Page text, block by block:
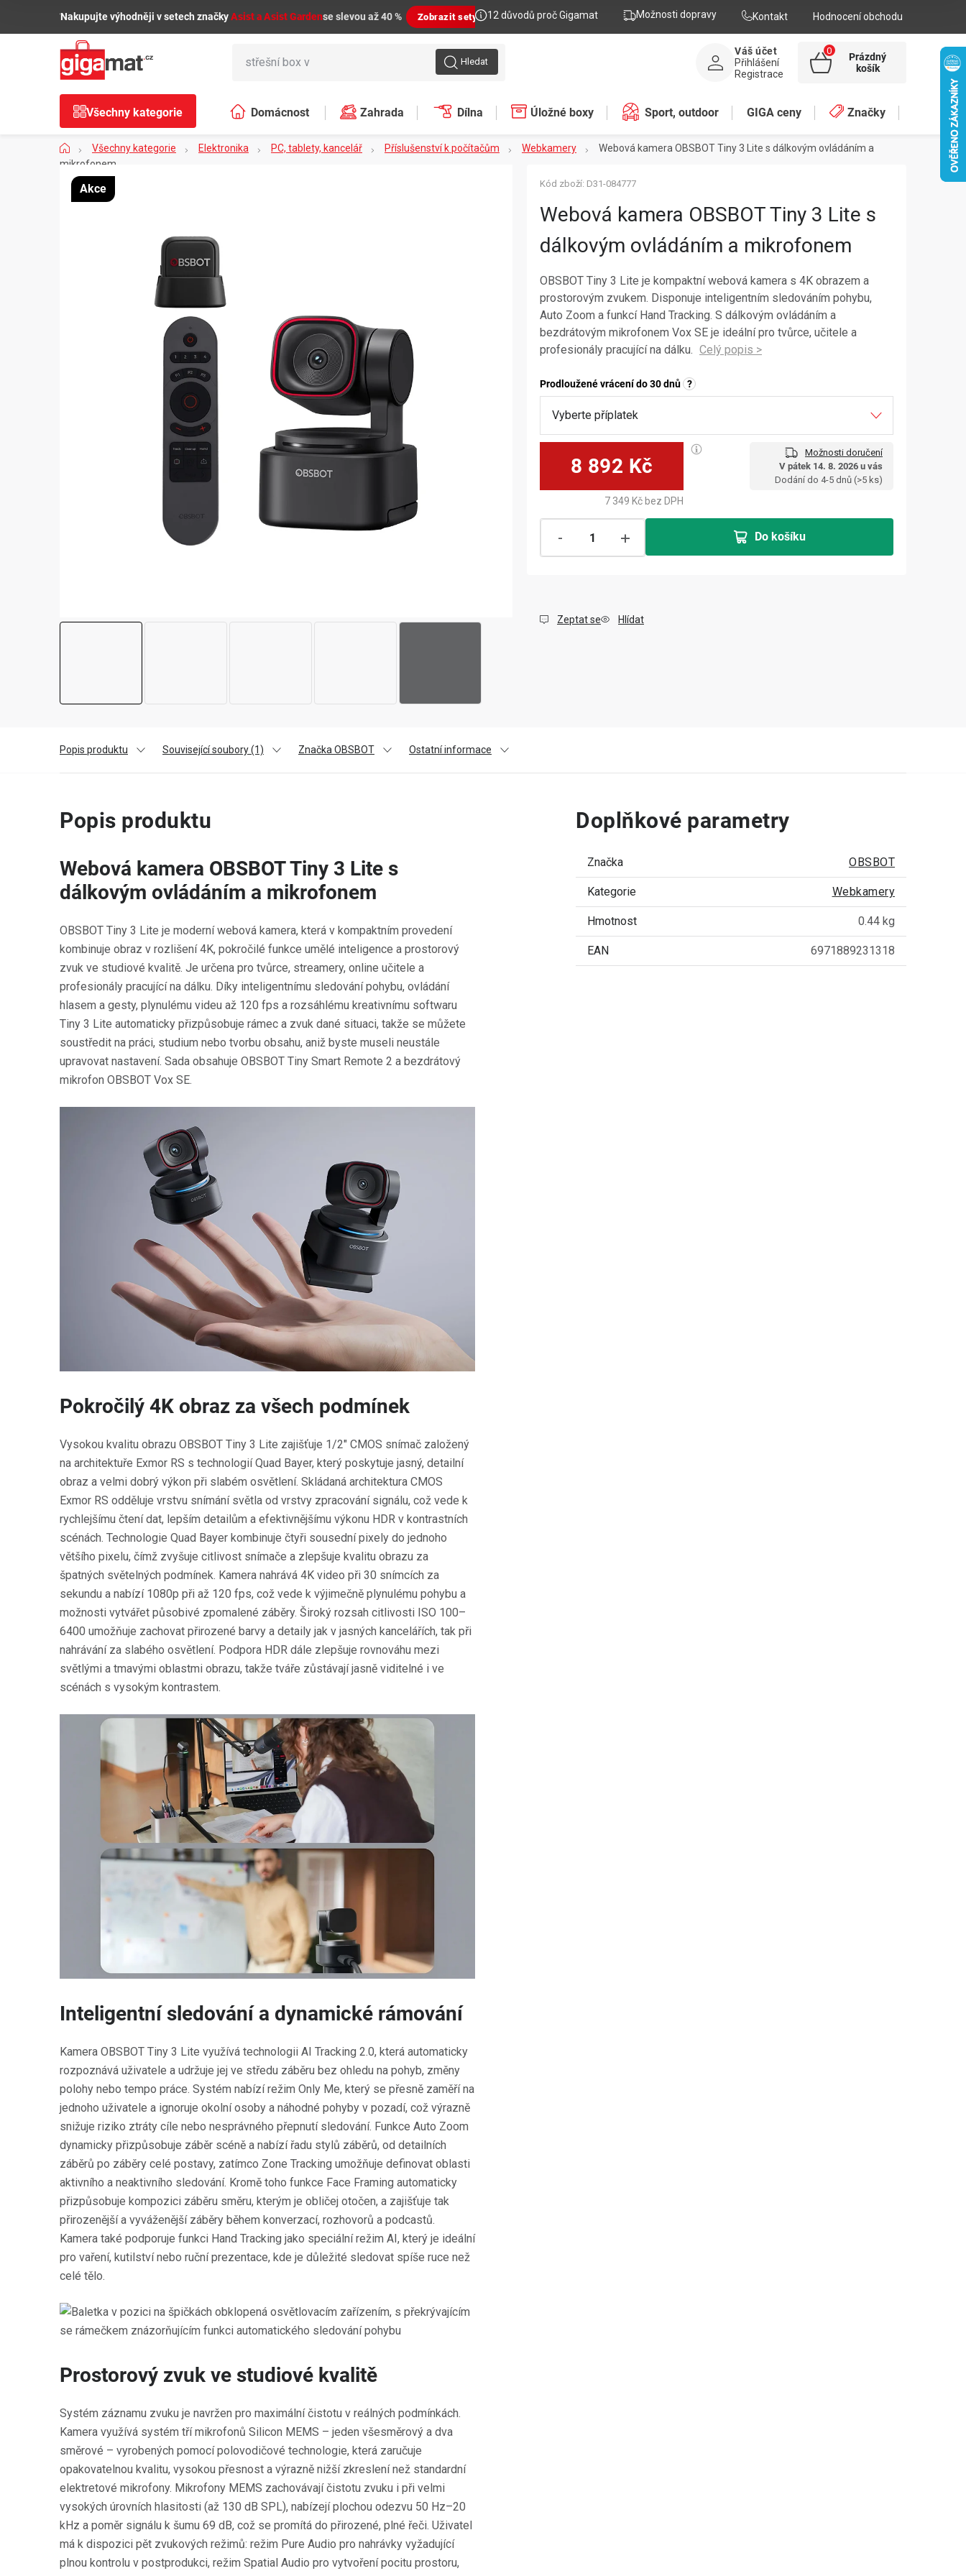
🌿Nakupujte výhodněji v setech značkyAsist a Asist Gardense slevou až 40 % Zobrazit sety 12 důvodů proč Gigamat Možnosti dopravy Kontakt Hodnocení obchodu
Hledat
Váš účet
Přihlášení
Registrace
NÁKUPNÍ
Prázdný
košík
Všechny kategorie Domácnost Zahrada Dílna Úložné boxy Sport, outdoor GIGA ceny Značky
DomůVšechny kategorie Elektronika PC, tablety, kancelář Příslušenství k počítačům Webkamery
Webová kamera OBSBOT Tiny 3 Lite s dálkovým ovládáním a
mikrofonem
Webová kamera OBSBOT Tiny 3 Lite s
dálkovým ovládáním a mikrofonem
OBSBOT Tiny 3 Lite je kompaktní webová kamera s 4K obrazem a
prostorovým zvukem. Disponuje inteligentním sledováním pohybu,
Auto Zoom a funkcí Hand Tracking. S dálkovým ovládáním a
bezdrátovým mikrofonem Vox SE je ideální pro tvůrce, učitele a
profesionály pracující na dálku.
Prodloužené vrácení do 30 dnů ?
8 892 Kč
Možnosti doručení
V pátek 14. 8. 2026 u vás
Dodání do 4-5 dnů (>5 ks)
7 349 Kč bez DPH
Do košíku
Kód zboží: D31-084777
Zeptat se Hlídat
Akce
Popis produktu Související soubory (1) Značka OBSBOT Ostatní informace
Popis produktu
Webová kamera OBSBOT Tiny 3 Lite s
dálkovým ovládáním a mikrofonem
OBSBOT Tiny 3 Lite je moderní webová kamera, která v kompaktním provedení
kombinuje obraz v rozlišení 4K, pokročilé funkce umělé inteligence a prostorový
zvuk ve studiové kvalitě. Je určena pro tvůrce, streamery, online učitele a
profesionály pracující na dálku. Díky inteligentnímu sledování pohybu, ovládání
hlasem a gesty, plynulému videu až 120 fps a rozsáhlému kreativnímu softwaru
Tiny 3 Lite automaticky přizpůsobuje rámec a zvuk dané situaci, takže se můžete
soustředit na práci, studium nebo tvorbu obsahu, aniž byste museli neustále
upravovat nastavení. Sada obsahuje OBSBOT Tiny Smart Remote 2 a bezdrátový
mikrofon OBSBOT Vox SE.
Pokročilý 4K obraz za všech podmínek
Vysokou kvalitu obrazu OBSBOT Tiny 3 Lite zajišťuje 1/2" CMOS snímač založený
na architektuře Exmor RS s technologií Quad Bayer, který poskytuje jasný, detailní
obraz a velmi dobrý výkon při slabém osvětlení. Skládaná architektura CMOS
Exmor RS odděluje vrstvu snímání světla od vrstvy zpracování signálu, což vede k
rychlejšímu čtení dat, lepším detailům a efektivnějšímu výkonu HDR v kontrastních
scénách. Technologie Quad Bayer kombinuje čtyři sousední pixely do jednoho
většího pixelu, čímž zvyšuje citlivost snímače a zlepšuje kvalitu obrazu za
špatných světelných podmínek. Kamera nahrává 4K video při 30 snímcích za
sekundu a nabízí 1080p při až 120 fps, což vede k výjimečně plynulému pohybu a
možnosti vytvářet působivé zpomalené záběry. Široký rozsah citlivosti ISO 100–
6400 umožňuje zachovat přirozené barvy a detaily jak v jasných kancelářích, tak při
nahrávání za slabého osvětlení. Podpora HDR dále zlepšuje rovnováhu mezi
světlými a tmavými oblastmi obrazu, takže tváře zůstávají jasně viditelné i ve
scénách s vysokým kontrastem.
Inteligentní sledování a dynamické rámování
Kamera OBSBOT Tiny 3 Lite využívá technologii AI Tracking 2.0, která automaticky
rozpoznává uživatele a udržuje jej ve středu záběru bez ohledu na pohyb, změny
polohy nebo tempo práce. Systém nabízí režim Only Me, který se přesně zaměří na
jednoho uživatele a ignoruje okolní osoby a náhodné pohyby v pozadí, což výrazně
snižuje riziko ztráty cíle nebo nesprávného přepnutí sledování. Funkce Auto Zoom
dynamicky přizpůsobuje záběr scéně a nabízí řadu stylů záběrů, od detailních
záběrů po záběry celé postavy, zatímco Zone Tracking umožňuje definovat oblasti
aktivního a neaktivního sledování. Kromě toho funkce Face Framing automaticky
přizpůsobuje kompozici záběru směru, kterým je obličej otočen, a zajišťuje tak
přirozenější a vyváženější záběry během konverzací, rozhovorů a podcastů.
Kamera také podporuje funkci Hand Tracking jako speciální režim AI, který je ideální
pro vaření, kutilství nebo ruční prezentace, kde je důležité sledovat spíše ruce než
celé tělo.
Prostorový zvuk ve studiové kvalitě
Systém záznamu zvuku je navržen pro maximální čistotu v reálných podmínkách.
Kamera využívá systém tří mikrofonů Silicon MEMS – jeden všesměrový a dva
směrové – vyrobených pomocí polovodičové technologie, která zaručuje
opakovatelnou kvalitu, vysokou přesnost a výrazně nižší zkreslení než standardní
elektretové mikrofony. Mikrofony MEMS zachovávají čistotu zvuku i při velmi
vysokých úrovních hlasitosti (až 130 dB SPL), nabízejí plochou odezvu 50 Hz–20
kHz a poměr signálu k šumu 69 dB, což se promítá do přirozené, plné řeči. Uživatel
má k dispozici pět zvukových režimů: režim Pure Audio pro nahrávky vyžadující
plnou kontrolu v postprodukci, režim Spatial Audio pro vytvoření pocitu prostoru,
Doplňkové parametry
Značka OBSBOT
Kategorie Webkamery
Hmotnost 0.44 kg
EAN 6971889231318